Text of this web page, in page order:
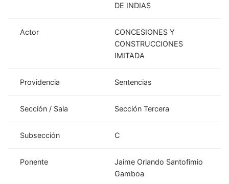
DE INDIAS
Actor
CONCESIONES Y
CONSTRUCCIONES
IMITADA
Providencia Sentencias
Sección / Sala Sección Tercera
Subsección C
Ponente
Jaime Orlando Santofimio
Gamboa